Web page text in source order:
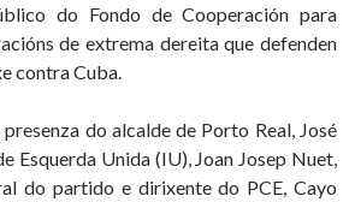
do Fondo de Cooperación para
de extrema dereita que defenden
contra Cuba.
do alcalde de Porto Real, José
Esquerda Unida (IU), Joan Josep Nuet,
do partido e dirixente do PCE, Cayo